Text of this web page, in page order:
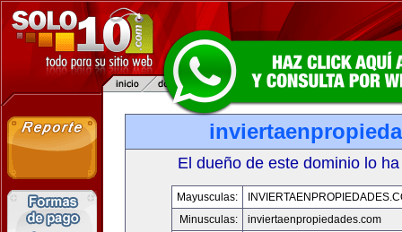
El dueño de este dominio lo
Mayusculas:
Minusculas:
inviertaenpropiedades.com